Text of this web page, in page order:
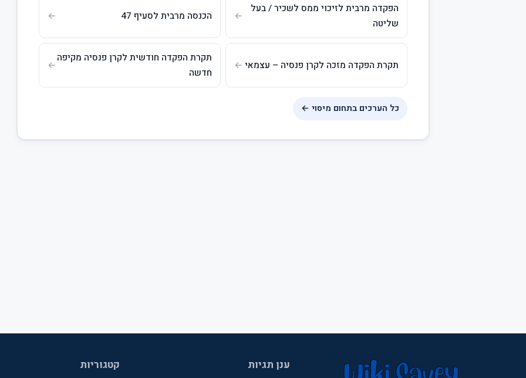
הפקדה מרבית לזיכוי ממס לשכיר / בעל
שליטה
הכנסה מרבית לסעיף 47
תקרת הפקדה מזכה לקרן פנסיה – עצמאי
תקרת הפקדה חודשית לקרן פנסיה מקיפה
חדשה
כל הערכים בתחום מיסוי ←
ענן תגיות קטגוריות